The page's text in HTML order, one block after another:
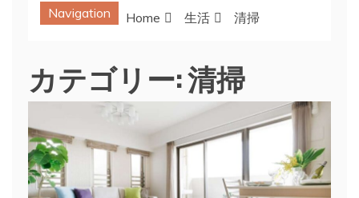
Navigation Home 生活 清掃
カテゴリー:清掃